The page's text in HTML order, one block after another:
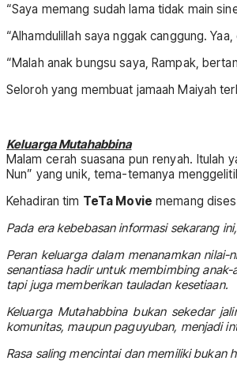
“Saya memang sudah lama tidak main
“Alhamdulillah saya nggak canggung.
“Malah anak bungsu saya, Rampak,
Seloroh yang membuat jamaah Maiyah
Keluarga Mutahabbina
Malam cerah suasana pun renyah. Itulah
Nun” yang unik, tema-temanya
Kehadiran tim TeTa Movie memang
Pada era kebebasan informasi sekarang
Peran keluarga dalam menanamkan
senantiasa hadir untuk membimbing
tapi juga memberikan tauladan kesetiaan.
Keluarga Mutahabbina bukan sekedar
komunitas, maupun paguyuban, menjadi
Rasa saling mencintai dan memiliki bukan